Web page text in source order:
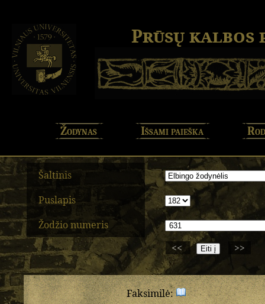
Prūsų kalbos
Žodynas Išsami paieška
Šaltinis
Puslapis
Žodžio numeris
<<
>>
Faksimilė: